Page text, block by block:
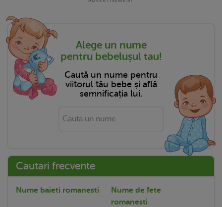
Alege un nume
pentru bebelușul tau!
Caută un nume pentru
viitorul tău bebe și află
semnificația lui.
Cautari frecvente
Nume baieti romanesti
Nume de fete
romanesti